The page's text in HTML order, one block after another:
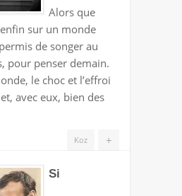
Alors que
enfin sur un monde
de songer au
pour penser demain.
le choc et l’effroi
avec eux, bien des
+
Koz
Si